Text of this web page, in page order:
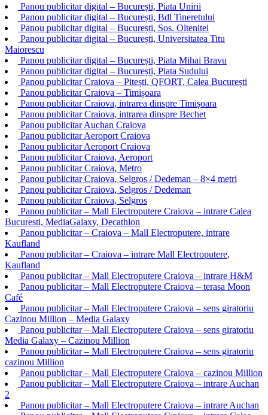
Panou publicitar digital – București, Piata Unirii
Panou publicitar digital – București, Bdl Tineretului
Panou publicitar digital – București, Sos. Oltenitei
Panou publicitar digital – București, Universitatea Titu
Maiorescu
Panou publicitar digital – București, Piata Mihai Bravu
Panou publicitar digital – București, Piata Sudului
Panou publicitar Craiova – Pitești, QFORT, Calea București
Panou publicitar Craiova – Timișoara
Panou publicitar Craiova, intrarea dinspre Timișoara
Panou publicitar Craiova, intrarea dinspre Bechet
Panou publicitar Auchan Craiova
Panou publicitar Aeroport Craiova
Panou publicitar Aeroport Craiova
Panou publicitar Craiova, Aeroport
Panou publicitar Craiova, Metro
Panou publicitar Craiova, Selgros / Dedeman – 8×4 metri
Panou publicitar Craiova, Selgros / Dedeman
Panou publicitar Craiova, Selgros
Panou publicitar – Mall Electroputere Craiova – intrare Calea
Bucuresti, MediaGalaxy, Decathlon
Panou publicitar – Craiova – Mall Electroputere, intrare
Kaufland
Panou publicitar – Craiova – intrare Mall Electroputere,
Kaufland
Panou publicitar – Mall Electroputere Craiova – intrare H&M
Panou publicitar – Mall Electroputere Craiova – terasa Moon
Café
Panou publicitar – Mall Electroputere Craiova – sens giratoriu
Cazinou Million – Media Galaxy
Panou publicitar – Mall Electroputere Craiova – sens giratoriu
Media Galaxy – Cazinou Million
Panou publicitar – Mall Electroputere Craiova – sens giratoriu
cazinou Million
Panou publicitar – Mall Electroputere Craiova – cazinou Million
Panou publicitar – Mall Electroputere Craiova – intrare Auchan
2
Panou publicitar – Mall Electroputere Craiova – intrare Auchan